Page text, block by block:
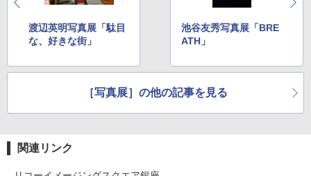
渡辺英明写真展「駄目
な、好きな街」
池谷友秀写真展「BRE
ATH」
［写真展］の他の記事を見る
関連リンク